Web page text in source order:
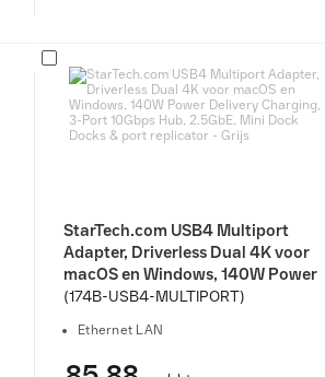
StarTech.com USB4 Multiport
Adapter, Driverless Dual 4K voor
macOS en Windows, 140W Power
Delivery Charging, 3-Port 10Gbps
port replicator - Grijs
(174B-USB4-MULTIPORT)
Ethernet LAN